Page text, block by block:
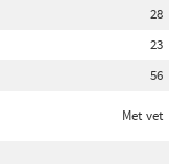
28
23
56
Met vet